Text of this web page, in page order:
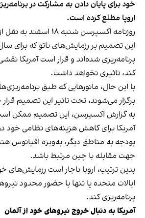
خود برای پایان دادن به مشارکت در
اروپا مطلع کرده است.
روزنامه اکسپرسن شنبه ۱۸
این تصمیم بر رزمایش‌های ناتو که برای
برنامه‌ریزی شده‌اند و قرار است آمریکا
کند، تاثیری نخواهد داشت.
برگزار می‌شوند، تحت تاثیر این تصمیم
به گزارش اکسپرسن، این تصمیم ممکن
آمریکا برای کاهش هزینه‌های نظامی خود
بودجه به مناطق دیگر، به‌ویژه اقیانوس
جهت مقابله با چین مرتبط باشد.
بدین ترتیب، اروپا ناچار است رزمایش‌های
ایالات متحده یا تنها با حضور محدود
برنامه‌ریزی کند.
آمریکا به دنبال خروج نیروهای خود از آلمان